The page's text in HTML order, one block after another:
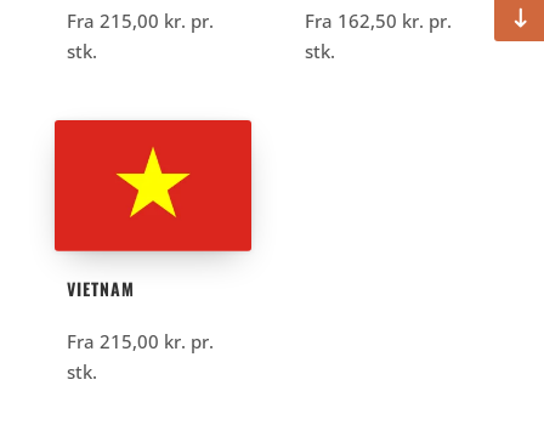
Fra 215,00 kr. pr.
stk.
Fra 162,50 kr. pr.
stk.
VIETNAM
Fra 215,00 kr. pr.
stk.